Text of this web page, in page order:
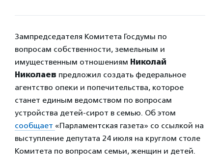
Зампредседателя Комитета Госдумы по
вопросам собственности, земельным и
имущественным отношениям Николай
Николаев предложил создать федеральное
агентство опеки и попечительства, которое
станет единым ведомством по вопросам
устройства детей-сирот в семью. Об этом
сообщает «Парламентская газета» со ссылкой на
выступление депутата 24 июля на круглом столе
Комитета по вопросам семьи, женщин и детей.